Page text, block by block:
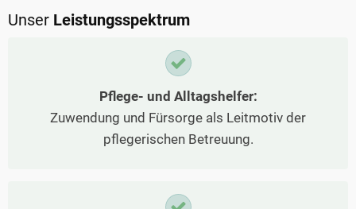
Unser Leistungsspektrum
Pflege- und Alltagshelfer:
Zuwendung und Fürsorge als Leitmotiv der
pflegerischen Betreuung.